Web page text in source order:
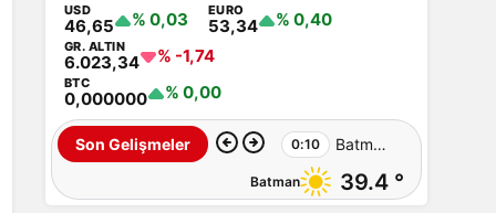
USD
46,65 % 0,03 EURO
53,34 % 0,40
GR. ALTIN
6.023,34 % -1,74
BTC
0,000000 % 0,00
Son Gelişmeler 0:10 Batman’da
İluh
Batman 39.4 °